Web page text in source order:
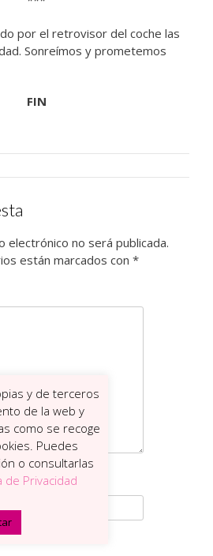
por el retrovisor del coche las
Sonreímos y prometemos
FIN
electrónico no será publicada.
están marcados con *
y de terceros
de la web y
como se recoge
Puedes
o consultarlas
de Privacidad